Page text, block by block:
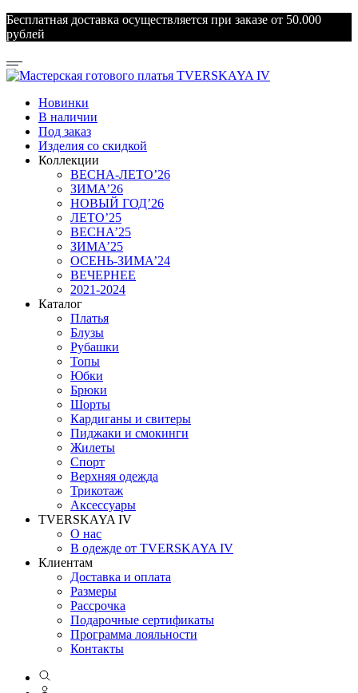
Бесплатная доставка осуществляется при заказе от 50.000
рублей
Новинки
В наличии
Под заказ
Изделия со скидкой
Коллекции
ВЕСНА-ЛЕТО’26
ЗИМА’26
НОВЫЙ ГОД’26
ЛЕТО’25
ВЕСНА’25
ЗИМА’25
ОСЕНЬ-ЗИМА’24
ВЕЧЕРНЕЕ
2021-2024
Каталог
Платья
Блузы
Рубашки
Топы
Юбки
Брюки
Шорты
Кардиганы и свитеры
Пиджаки и смокинги
Жилеты
Спорт
Верхняя одежда
Трикотаж
Аксессуары
TVERSKAYA IV
О нас
В одежде от TVERSKAYA IV
Клиентам
Доставка и оплата
Размеры
Рассрочка
Подарочные сертификаты
Программа лояльности
Контакты